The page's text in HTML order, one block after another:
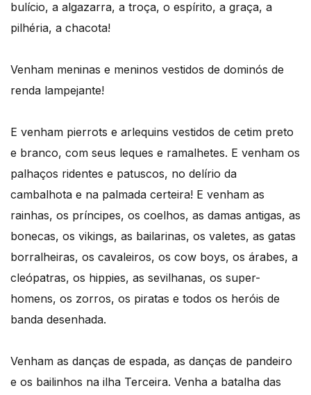
bulício, a algazarra, a troça, o espírito, a graça, a
pilhéria, a chacota!
Venham meninas e meninos vestidos de dominós de
renda lampejante!
E venham pierrots e arlequins vestidos de cetim preto
e branco, com seus leques e ramalhetes. E venham os
palhaços ridentes e patuscos, no delírio da
cambalhota e na palmada certeira! E venham as
rainhas, os príncipes, os coelhos, as damas antigas, as
bonecas, os vikings, as bailarinas, os valetes, as gatas
borralheiras, os cavaleiros, os cow boys, os árabes, a
cleópatras, os hippies, as sevilhanas, os super-
homens, os zorros, os piratas e todos os heróis de
banda desenhada.
Venham as danças de espada, as danças de pandeiro
e os bailinhos na ilha Terceira. Venha a batalha das